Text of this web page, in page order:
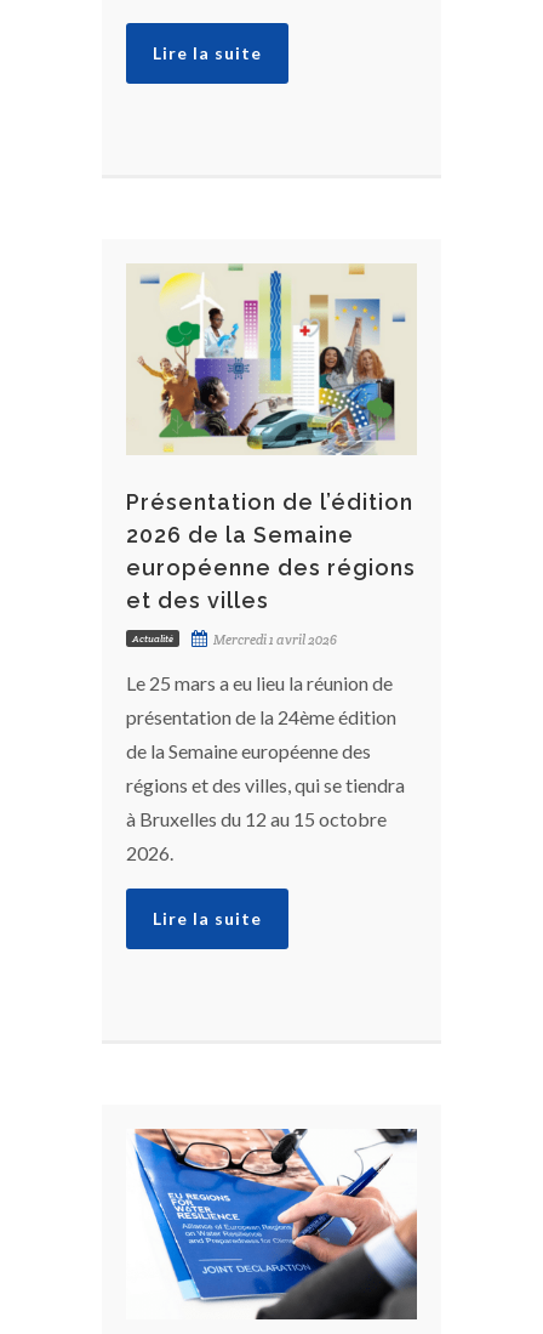
Lire la suite
Présentation de l’édition
2026 de la Semaine
européenne des régions
et des villes
Actualité Mercredi 1 avril 2026
Le 25 mars a eu lieu la réunion de
présentation de la 24ème édition
de la Semaine européenne des
régions et des villes, qui se tiendra
à Bruxelles du 12 au 15 octobre
2026.
Lire la suite